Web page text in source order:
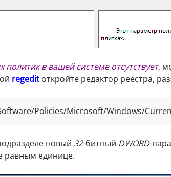
политик в вашей системе отсутствует,
regedit откройте редактор реестра,
Software/Policies/Microsoft/Windows/
новый 32-битный DWORD-
равным единице.